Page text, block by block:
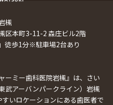
槻
区本町3-11-2 森庄ビル2階
徒歩1分※駐車場2台あり
ーミー歯科医院岩槻』は、さい
武アーバンパークライン）岩槻
いロケーションにある歯医者で